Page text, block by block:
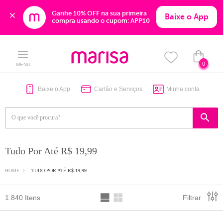
Ganhe 10% OFF na sua primeira
compra usando o cupom: APP10
Baixe o App
content
navigation
MENU 0
Baixe o App Cartão e Serviços Minha conta
Tudo Por Até R$ 19,99
HOME TUDO POR ATÉ R$ 19,99
1.840 Itens Filtrar